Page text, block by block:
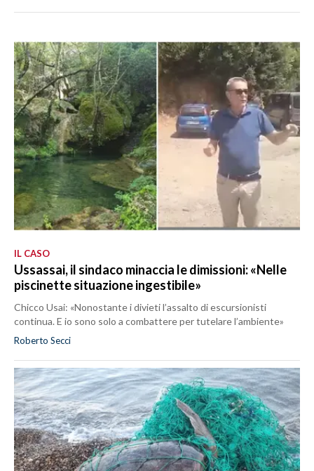
IL CASO
Ussassai, il sindaco minaccia le dimissioni: «Nelle
piscinette situazione ingestibile»
Chicco Usai: «Nonostante i divieti l’assalto di escursionisti
continua. E io sono solo a combattere per tutelare l’ambiente»
Roberto Secci